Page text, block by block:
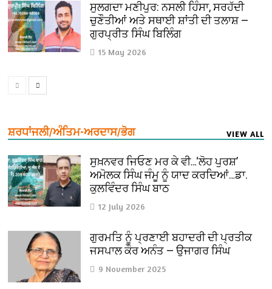
ਸੁਲਗਦਾ ਮਣੀਪੁਰ: ਨਸਲੀ ਹਿੰਸਾ, ਸਰਹੱਦੀ
ਚੁਣੌਤੀਆਂ ਅਤੇ ਸਥਾਈ ਸ਼ਾਂਤੀ ਦੀ ਤਲਾਸ਼ —
ਗੁਰਪ੍ਰੀਤ ਸਿੰਘ ਬਿਲਿੰਗ
15 May 2026
ਸ਼ਰਧਾਂਜਲੀ/ਅੰਤਿਮ-ਅਰਦਾਸ/ਭੋਗ VIEW ALL
ਸੁਖ਼ਨਵਰ ਜਿਓਣ ਮਰ ਕੇ ਵੀ…‘ਲੋਹ ਪੁਰਸ਼’
ਅਮੋਲਕ ਸਿੰਘ ਜੰਮੂ ਨੂੰ ਯਾਦ ਕਰਦਿਆਂ…ਡਾ.
ਕੁਲਵਿੰਦਰ ਸਿੰਘ ਬਾਠ
12 July 2026
ਗੁਰਮਤਿ ਨੂੰ ਪ੍ਰਣਾਈ ਬਹਾਦਰੀ ਦੀ ਪ੍ਰਤੀਕ
ਜਸਪਾਲ ਕੌਰ ਅਨੰਤ — ਉਜਾਗਰ ਸਿੰਘ
9 November 2025